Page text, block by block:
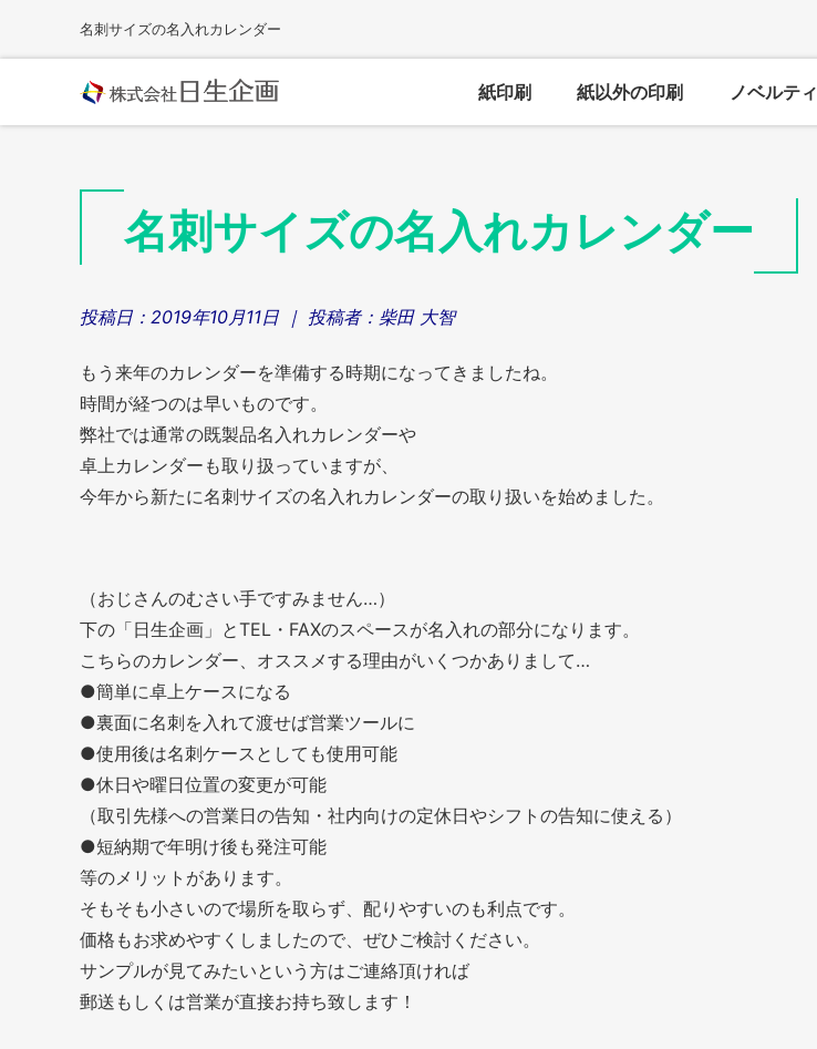
content
名刺サイズの名入れカレンダー
紙印刷 紙以外の印刷 ノベルティ
名刺サイズの名入れカレンダー
投稿日： 2019年10月11日 ｜ 投稿者： 柴田 大智
もう来年のカレンダーを準備する時期になってきましたね。
時間が経つのは早いものです。
弊社では通常の既製品名入れカレンダーや
卓上カレンダーも取り扱っていますが、
今年から新たに名刺サイズの名入れカレンダーの取り扱いを始めました。
（おじさんのむさい手ですみません…）
下の「日生企画」とTEL・FAXのスペースが名入れの部分になります。
こちらのカレンダー、オススメする理由がいくつかありまして…
●簡単に卓上ケースになる
●裏面に名刺を入れて渡せば営業ツールに
●使用後は名刺ケースとしても使用可能
●休日や曜日位置の変更が可能
（取引先様への営業日の告知・社内向けの定休日やシフトの告知に使える）
●短納期で年明け後も発注可能
等のメリットがあります。
そもそも小さいので場所を取らず、配りやすいのも利点です。
価格もお求めやすくしましたので、ぜひご検討ください。
サンプルが見てみたいという方はご連絡頂ければ
郵送もしくは営業が直接お持ち致します！